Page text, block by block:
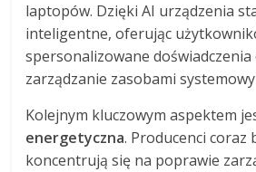
laptopów. Dzięki AI urządzenia
inteligentne, oferując
spersonalizowane doświadczenia
zarządzanie zasobami
Kolejnym kluczowym aspektem
energetyczna. Producenci coraz
koncentrują się na poprawie